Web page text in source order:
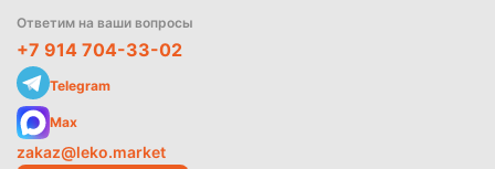
Ответим на ваши вопросы
+7 914 704-33-02
Telegram
Max
zakaz@leko.market